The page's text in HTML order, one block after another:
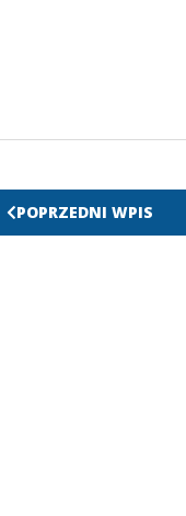
POPRZEDNI WPIS